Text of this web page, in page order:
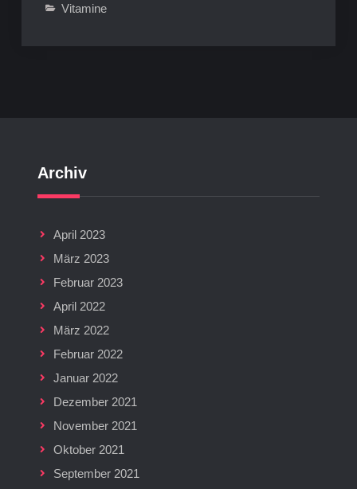
Vitamine
Archiv
April 2023
März 2023
Februar 2023
April 2022
März 2022
Februar 2022
Januar 2022
Dezember 2021
November 2021
Oktober 2021
September 2021